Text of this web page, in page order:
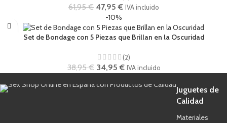
61,95€ 47,95€ IVA incluido
-10%
Set de Bondage con 5 Piezas que Brillan en la Oscuridad
(2)
38,95€ 34,95€ IVA incluido
Juguetes de
Calidad
Materiales